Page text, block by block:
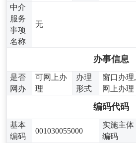
中介
服务
事项
名称
无
办事信息
是否
网办
可网上办
理
办理
形式
窗口办理,
网上办理
编码代码
基本
编码
001030055000
实施主体
编码